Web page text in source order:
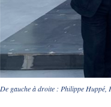
De gauche à droite : Philippe